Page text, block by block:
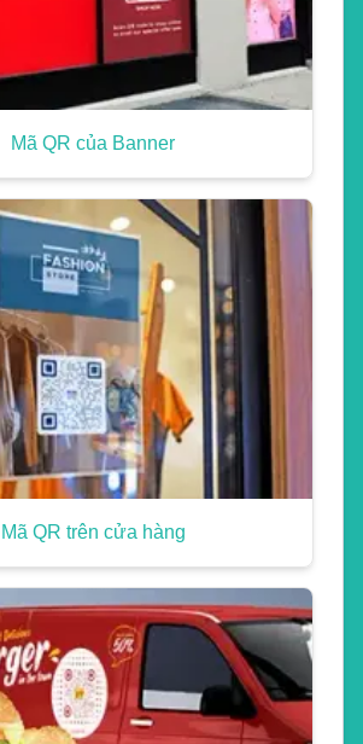
Mã QR của Banner
Mã QR trên cửa hàng